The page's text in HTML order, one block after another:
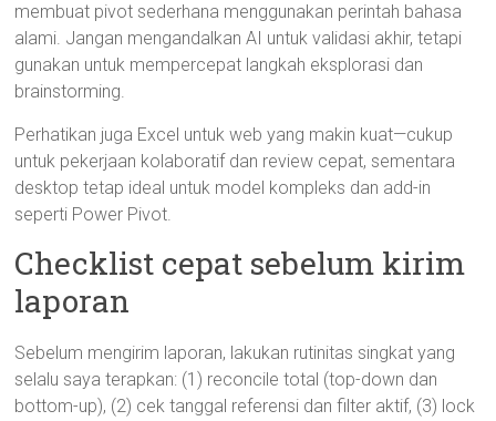
membuat pivot sederhana menggunakan perintah bahasa
alami. Jangan mengandalkan AI untuk validasi akhir, tetapi
gunakan untuk mempercepat langkah eksplorasi dan
brainstorming.
Perhatikan juga Excel untuk web yang makin kuat—cukup
untuk pekerjaan kolaboratif dan review cepat, sementara
desktop tetap ideal untuk model kompleks dan add-in
seperti Power Pivot.
Checklist cepat sebelum kirim
laporan
Sebelum mengirim laporan, lakukan rutinitas singkat yang
selalu saya terapkan: (1) reconcile total (top-down dan
bottom-up), (2) cek tanggal referensi dan filter aktif, (3) lock